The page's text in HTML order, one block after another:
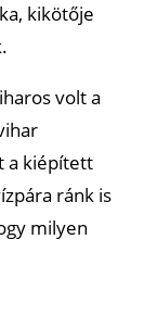
kikötője
volt a
a kiépített
ránk is
milyen